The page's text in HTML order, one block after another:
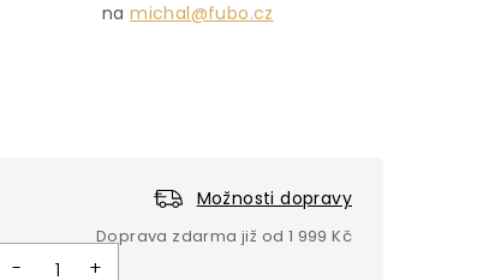
namichal@fubo.cz
Možnosti dopravy